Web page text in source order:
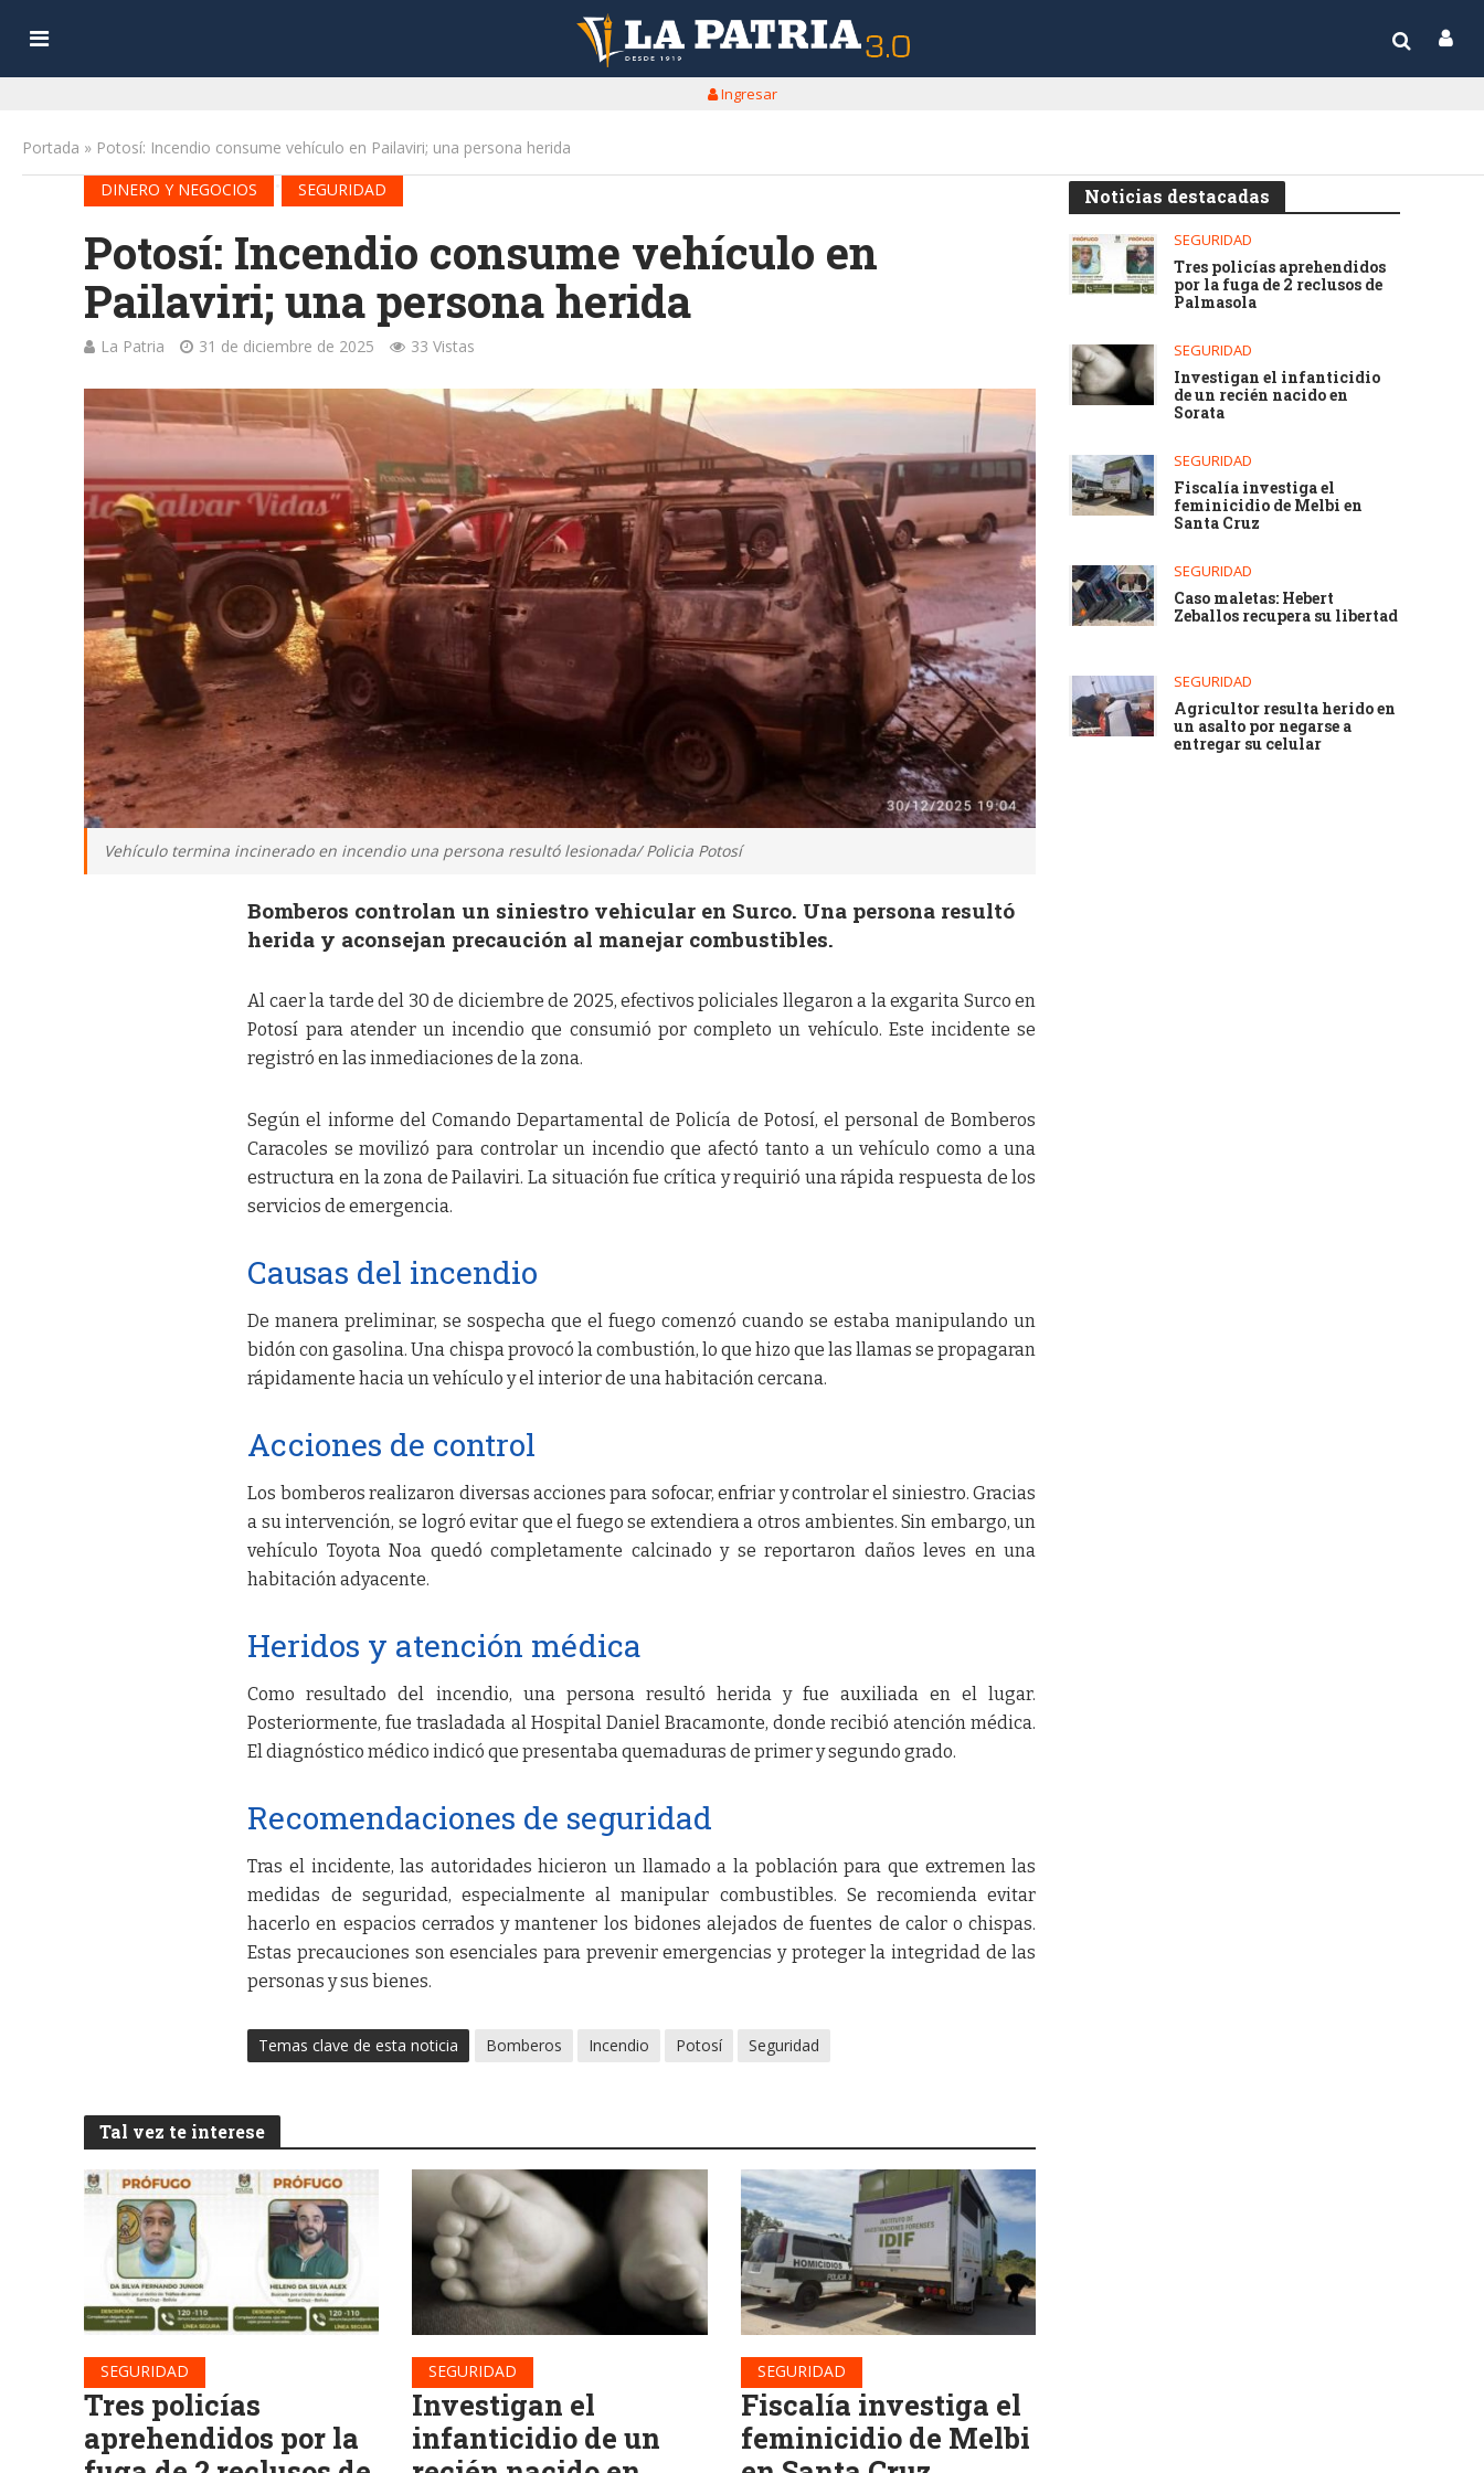
Ingresar
Portada » Potosí: Incendio consume vehículo en Pailaviri; una persona herida
DINERO Y NEGOCIOS
SEGURIDAD
Potosí: Incendio consume vehículo en
Pailaviri; una persona herida
La Patria 31 de diciembre de 2025 33 Vistas
Vehículo termina incinerado en incendio una persona resultó lesionada/ Policia Potosí
Bomberos controlan un siniestro vehicular en Surco. Una persona resultó
herida y aconsejan precaución al manejar combustibles.
Al caer la tarde del 30 de diciembre de 2025, efectivos policiales llegaron a la exgarita Surco en
Potosí para atender un incendio que consumió por completo un vehículo. Este incidente se
registró en las inmediaciones de la zona.
Según el informe del Comando Departamental de Policía de Potosí, el personal de Bomberos
Caracoles se movilizó para controlar un incendio que afectó tanto a un vehículo como a una
estructura en la zona de Pailaviri. La situación fue crítica y requirió una rápida respuesta de los
servicios de emergencia.
Causas del incendio
De manera preliminar, se sospecha que el fuego comenzó cuando se estaba manipulando un
bidón con gasolina. Una chispa provocó la combustión, lo que hizo que las llamas se propagaran
rápidamente hacia un vehículo y el interior de una habitación cercana.
Acciones de control
Los bomberos realizaron diversas acciones para sofocar, enfriar y controlar el siniestro. Gracias
a su intervención, se logró evitar que el fuego se extendiera a otros ambientes. Sin embargo, un
vehículo Toyota Noa quedó completamente calcinado y se reportaron daños leves en una
habitación adyacente.
Heridos y atención médica
Como resultado del incendio, una persona resultó herida y fue auxiliada en el lugar.
Posteriormente, fue trasladada al Hospital Daniel Bracamonte, donde recibió atención médica.
El diagnóstico médico indicó que presentaba quemaduras de primer y segundo grado.
Recomendaciones de seguridad
Tras el incidente, las autoridades hicieron un llamado a la población para que extremen las
medidas de seguridad, especialmente al manipular combustibles. Se recomienda evitar
hacerlo en espacios cerrados y mantener los bidones alejados de fuentes de calor o chispas.
Estas precauciones son esenciales para prevenir emergencias y proteger la integridad de las
personas y sus bienes.
Temas clave de esta noticia Bomberos Incendio Potosí Seguridad
Tal vez te interese
SEGURIDAD
Tres policías
aprehendidos por la
SEGURIDAD
Investigan el
infanticidio de un
SEGURIDAD
Fiscalía investiga el
feminicidio de Melbi
Noticias destacadas
SEGURIDAD
Tres policías aprehendidos
por la fuga de 2 reclusos de
Palmasola
SEGURIDAD
Investigan el infanticidio
de un recién nacido en
Sorata
SEGURIDAD
Fiscalía investiga el
feminicidio de Melbi en
Santa Cruz
SEGURIDAD
Caso maletas: Hebert
Zeballos recupera su libertad
SEGURIDAD
Agricultor resulta herido en
un asalto por negarse a
entregar su celular